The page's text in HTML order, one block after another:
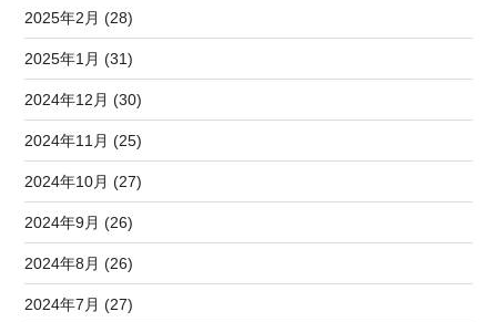
2025年2月 (28)
2025年1月 (31)
2024年12月 (30)
2024年11月 (25)
2024年10月 (27)
2024年9月 (26)
2024年8月 (26)
2024年7月 (27)